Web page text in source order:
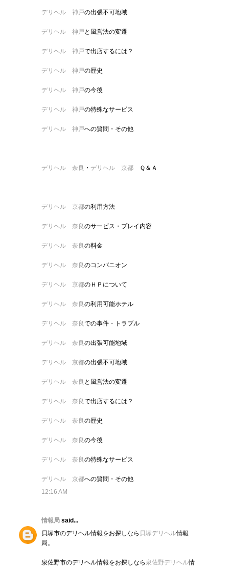
デリヘル 神戸の出張不可地域
デリヘル 神戸 と風営法の変遷
デリヘル 神戸で出店するには？
デリヘル 神戸の歴史
デリヘル 神戸の今後
デリヘル 神戸の特殊なサービス
デリヘル 神戸への質問・その他
デリヘル 奈良 ・ デリヘル 京都Ｑ＆Ａ
デリヘル 京都の利用方法
デリヘル 奈良のサービス・プレイ内容
デリヘル 奈良の料金
デリヘル 奈良のコンパニオン
デリヘル 京都のＨＰについて
デリヘル 奈良の利用可能ホテル
デリヘル 奈良での事件・トラブル
デリヘル 奈良の出張可能地域
デリヘル 京都の出張不可地域
デリヘル 奈良 と風営法の変遷
デリヘル 奈良で出店するには？
デリヘル 奈良の歴史
デリヘル 奈良の今後
デリヘル 奈良の特殊なサービス
デリヘル 京都への質問・その他
12:16 AM
情報局 said...
貝塚市のデリヘル情報をお探しなら 貝塚デリヘル情報
局。
泉佐野市のデリヘル情報をお探しなら 泉佐野デリヘル情